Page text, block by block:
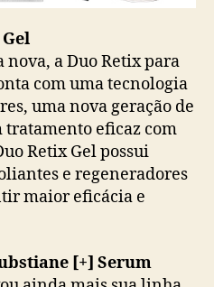
a Duo Retix para
com uma tecnologia
uma nova geração de
eficaz com
Retix Gel possui
e regeneradores
maior eficácia e
[+] Serum